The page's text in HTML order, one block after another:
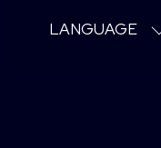
LANGUAGE